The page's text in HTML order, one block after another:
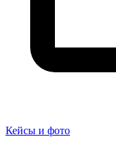
Кейсы и фото